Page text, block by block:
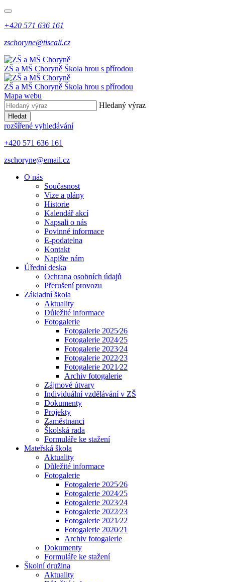
+420 571 636 161
zschoryne@tiscali.cz
ZŠ a MŠ Choryně Škola hrou s přírodou
ZŠ a MŠ Choryně Škola hrou s přírodou
Mapa webu
Hledaný výraz
Hledat
rozšířené vyhledávání
+420 571 636 161
zschoryne@email.cz
O nás
Současnost
Vize a plány
Historie
Kalendář akcí
Napsali o nás
Povinné informace
E-podatelna
Kontakt
Napište nám
Úřední deska
Ochrana osobních údajů
Přerušení provozu
Základní škola
Aktuality
Důležité informace
Fotogalerie
Fotogalerie 2025⁄26
Fotogalerie 2024⁄25
Fotogalerie 2023⁄24
Fotogalerie 2022⁄23
Fotogalerie 2021⁄22
Archiv fotogalerie
Zájmové útvary
Individuální vzdělávání v ZŠ
Dokumenty
Projekty
Zaměstnanci
Školská rada
Formuláře ke stažení
Mateřská škola
Aktuality
Důležité informace
Fotogalerie
Fotogalerie 2025⁄26
Fotogalerie 2024⁄25
Fotogalerie 2023⁄24
Fotogalerie 2022⁄23
Fotogalerie 2021⁄22
Fotogalerie 2020⁄21
Archiv fotogalerie
Dokumenty
Formuláře ke stažení
Školní družina
Aktuality